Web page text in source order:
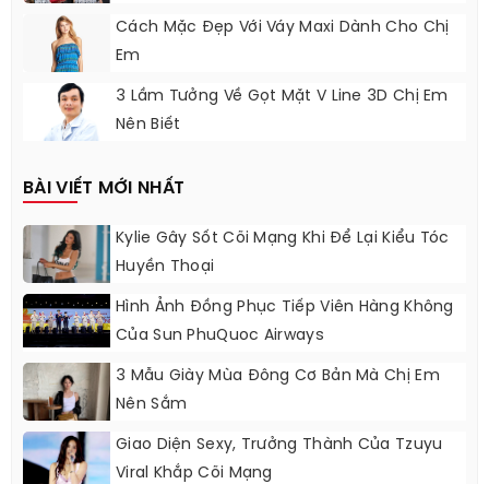
Cách Mặc Đẹp Với Váy Maxi Dành Cho Chị
Em
3 Lầm Tưởng Về Gọt Mặt V Line 3D Chị Em
Nên Biết
BÀI VIẾT MỚI NHẤT
Kylie Gây Sốt Cõi Mạng Khi Để Lại Kiểu Tóc
Huyền Thoại
Hình Ảnh Đồng Phục Tiếp Viên Hàng Không
Của Sun PhuQuoc Airways
3 Mẫu Giày Mùa Đông Cơ Bản Mà Chị Em
Nên Sắm
Giao Diện Sexy, Trưởng Thành Của Tzuyu
Viral Khắp Cõi Mạng